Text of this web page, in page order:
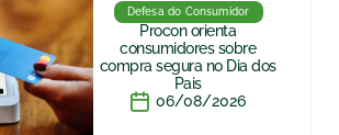
Defesa do Consumidor
Procon orienta
consumidores sobre
compra segura no Dia dos
Pais
06/08/2026